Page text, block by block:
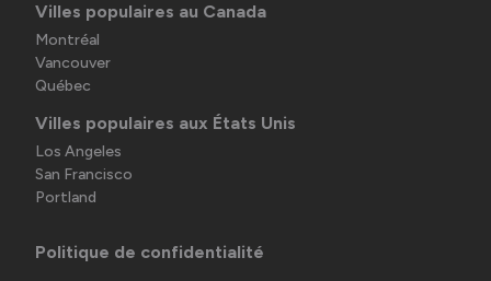
Villes populaires au Canada
Montréal
Vancouver
Québec
Villes populaires aux États Unis
Los Angeles
San Francisco
Portland
Politique de confidentialité